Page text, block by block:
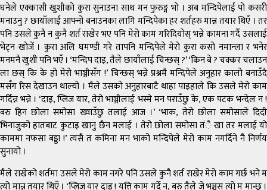
घनेले एक्कासी खुशीको कुरा सुनाउना साथ मन फुरुङ्ग भो । अब मन्दिपेलाई पो कसरी
मनाउनु ? छायाँलाई आफ्नो बनाउनका लागि मन्दिपेका हर शर्तहरु मान्न तयार थिएँ । तर
पनि उसले कुनै न कुनै शर्त राखेर भए पनि मेरो काम गरिदियोस् भन्ने कामना गर्दै उसलाई
भेट्न खोजें । कुरा अलि घमण्डी गरे तापनि मन्दिपेले मेरो कुरा कसो नमान्ला र भनेर
मनमनै खुशी पनि भएँ । ‘मन्दिप दाइ, तैले छायाँलाई चिन्छस् ?’ ‘किन बे ? चक्कर चलाउन
ला छस् कि के हो मेरो भाञ्जीसँग !’ चिन्छस् भन्ने प्रश्नमै मन्दिपेले अनुहार कालो बनाउँदै
मसँग रिस देखाउन थाल्यो । मैले उसको अनुहारबाटै थाहा पाइहाले कि उसले मेरो काम
गर्दिन्न भन्ने । ‘दाइ, प्लिज यार, तेरो भाञ्जीलाई भस्मे मन पराउँछु के, एक पटक भन्देल न !
बरु हिन छोला समोसा ख्वाउँछु तलाई आज ।’ ‘भाक, तेरो छोला समोसाले दिदी
भिनाजुको हातबाट कुटाइ खानु छैन मलाई । तेरो छोला समोसा तंै खा तर मलाई यो
काममा नफसा बड्डा !’ त्यसै त कमिना मन भाको मन्दिपेले मेरो काम नगर्दिने नै निर्णय
सुनायो ।
मैले राखेको शर्तमा उसले मेरो काम नगरे पनि उसले कुनै शर्त राखेर मेरो काम गर्छ भने म
त्यो मान्न तयार थिएँ । ‘प्लिज यार दाइ ! यत्ति काम गर्दे न, बरु तैले जे भञ्चस त्यो म मान्छु ।